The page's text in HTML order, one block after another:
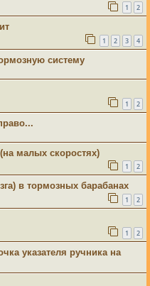
1 2
1 2 3 4
систему
1 2
малых скоростях)
1 2
в тормозных барабанах
1 2
1 2
указателя ручника на